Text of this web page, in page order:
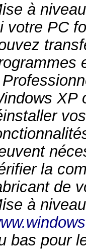
à
votre PC
XP
la
de
à
bas pour